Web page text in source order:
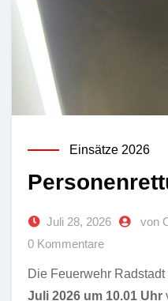
Einsätze 2026
Juli 28, 2026
von
0 Kommentare
Die Feuerwehr
Juli 2026 um 10.01 Uhr